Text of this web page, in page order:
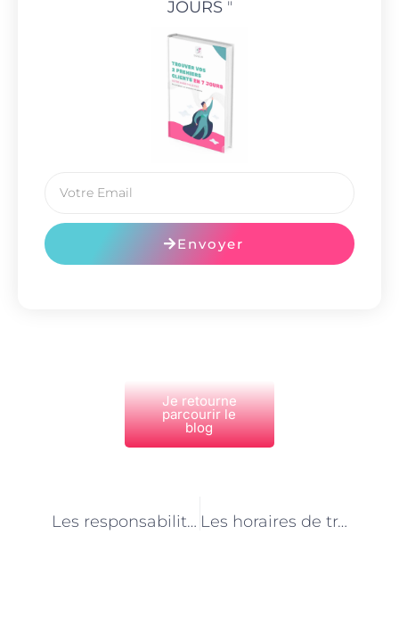
JOURS"
Envoyer
Je retourne
parcourir le
blog
Les responsabilités administratives du technicien en santé animale à Paris Les horaires de travail et l’équilibre vie professionnelle-vie personnelle pour les techniciens en santé animale à Paris